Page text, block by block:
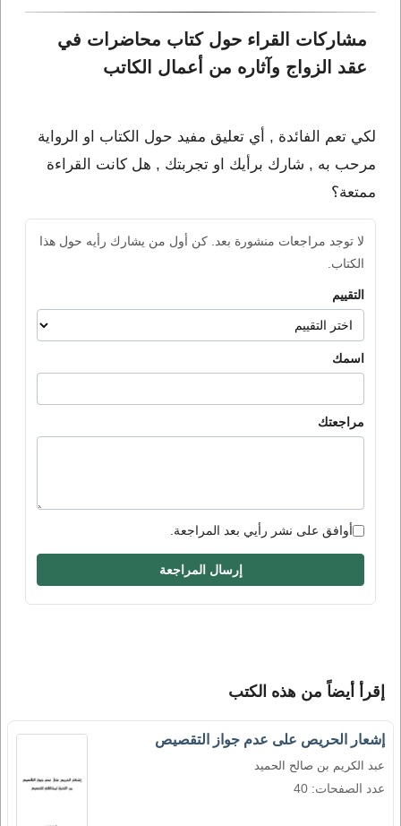
مشاركات القراء حول كتاب محاضرات في
عقد الزواج وآثاره من أعمال الكاتب
لكي تعم الفائدة , أي تعليق مفيد حول الكتاب او الرواية
مرحب به , شارك برأيك او تجربتك , هل كانت القراءة
ممتعة؟
لا توجد مراجعات منشورة بعد. كن أول من يشارك رأيه حول هذا
الكتاب.
التقييم
اسمك
مراجعتك
أوافق على نشر رأيي بعد المراجعة.
إرسال المراجعة
إقرأ أيضاً من هذه الكتب
إشعار الحريص على عدم جواز التقصيص
عبد الكريم بن صالح الحميد
عدد الصفحات: 40